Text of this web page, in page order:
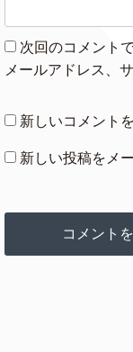
次回のコメント
メールアドレス、
新しいコメント
新しい投稿をメ